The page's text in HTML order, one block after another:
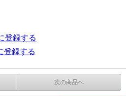
登録する
登録する
次の商品へ